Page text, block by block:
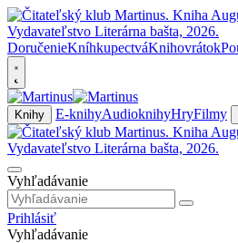
DoručenieKníhkupectváKnihovrátok
Knihy E-knihyAudioknihyHryFilmy
Vyhľadávanie
Prihlásiť
Vyhľadávanie